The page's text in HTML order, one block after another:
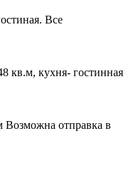
Все
кухня- гостинная
Возможна отправка в